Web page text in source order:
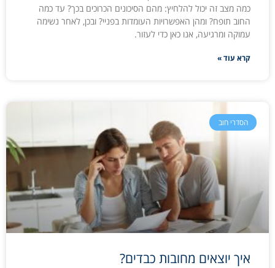
כמה מצב זה יכול להלחיץ: מהם הסיכונים הכרוכים בכך? עד כמה
החוב תופח? ומהן האפשרויות העומדות בפניי? ובכן, לאחר נשימה
עמוקה ומרגיעה, אנו כאן כדי לעזור.
קרא עוד »
הסדרי חוב
איך יוצאים מחובות כבדים?